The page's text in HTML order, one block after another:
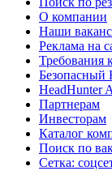
О компании
Наши
Реклама на
Требования
Безопасный
HeadHunter
Партнерам
Инвесторам
Каталог
Поиск по
Сетка: